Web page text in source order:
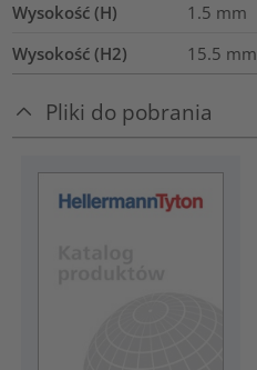
Wysokość (H)
1.5 mm
Wysokość (H2)
15.5 mm
Pliki do pobrania